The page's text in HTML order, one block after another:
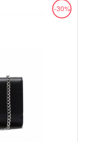
-30%